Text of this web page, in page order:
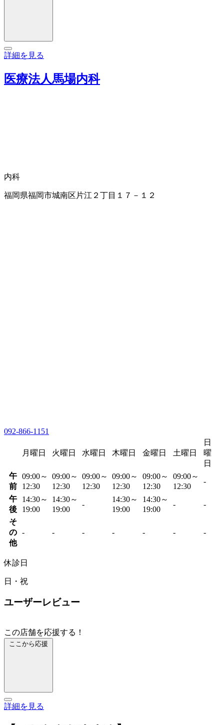
詳細を見る
医療法人馬場内科
内科
福岡県福岡市城南区片江２丁目１７－１２
092-866-1151
月曜日 火曜日 水曜日 木曜日 金曜日 土曜日
日
曜
日
午
前
09:00～
12:30
09:00～
12:30
09:00～
12:30
09:00～
12:30
09:00～
12:30
09:00～
12:30
-
午
後
14:30～
19:00
14:30～
19:00
-
14:30～
19:00
14:30～
19:00
- -
そ
の
他
- - - - - - -
休診日
日・祝
ユーザーレビュー
この店舗を応援する！
ここから応援
詳細を見る